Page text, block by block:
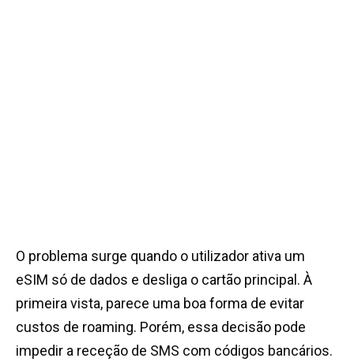
O problema surge quando o utilizador ativa um
eSIM só de dados e desliga o cartão principal. À
primeira vista, parece uma boa forma de evitar
custos de roaming. Porém, essa decisão pode
impedir a receção de SMS com códigos bancários.